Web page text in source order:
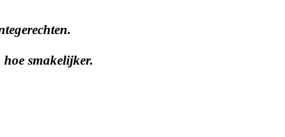
smakelijker.